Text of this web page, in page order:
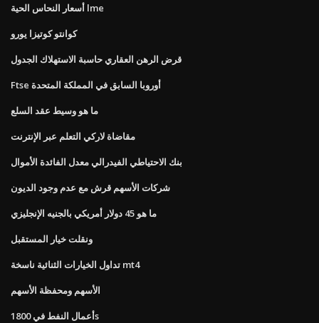
أسعار النحاس الحية lme
كوانتو كوتيزا يورو
قرض الرهن العقاري حاسبة الاستهلاك الجدول
Ftse أوروبا السابق في المملكة المتحدة
ما هو وسيط عقد السلع
مقاضاة لاركي التعلم عبر الإنترنت
بنك الاحتياطي الفيدرالي معدل الفائدة الأموال
شركات الأسهم قرش مع عدم وجود الديون
ما هو 45 دولار أمريكي بالجنيه الإنجليزي
ونقلت خيار المستقبل
تداول الخيارات الثنائية ناسخة mt4
الأسهم ومحفظة الأسهم
أعمال النفط في 1800s